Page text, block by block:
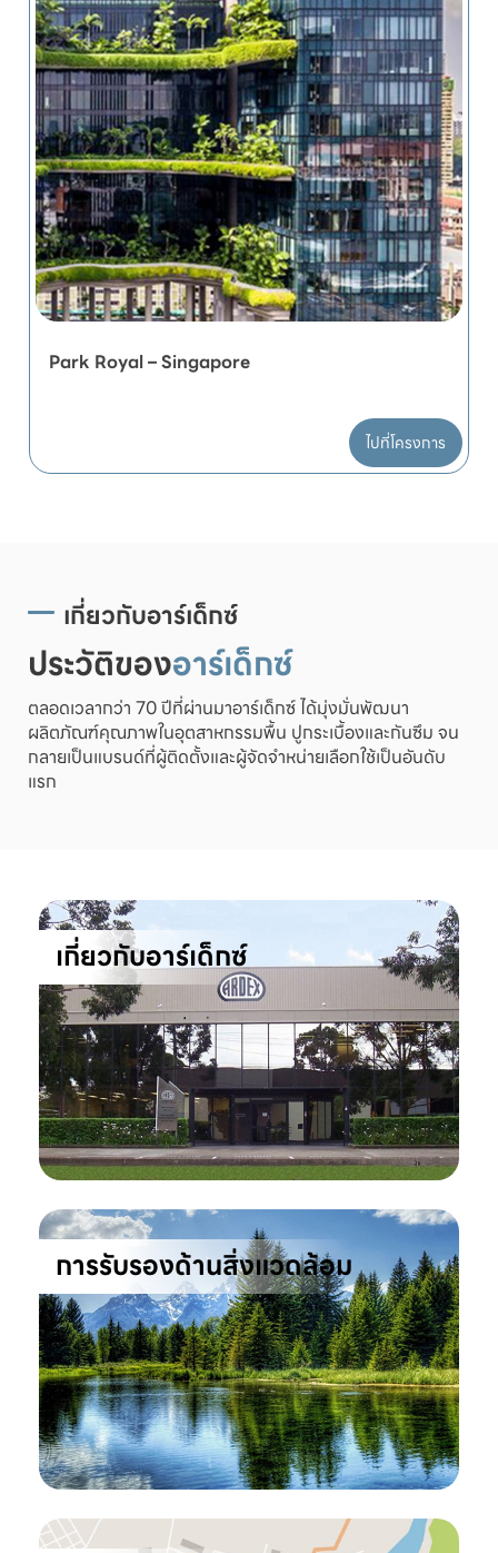
Park Royal – Singapore
ไปที่โครงการ
เกี่ยวกับอาร์เด็กซ์
ประวัติของอาร์เด็กซ์
ตลอดเวลากว่า 70 ปีที่ผ่านมาอาร์เด็กซ์ ได้มุ่งมั่นพัฒนา
ผลิตภัณฑ์คุณภาพในอุตสาหกรรมพื้น ปูกระเบื้องและกันซึม จน
กลายเป็นแบรนด์ที่ผู้ติดตั้งและผู้จัดจำหน่ายเลือกใช้เป็นอันดับ
แรก
เกี่ยวกับอาร์เด็กซ์
การรับรองด้านสิ่งแวดล้อม